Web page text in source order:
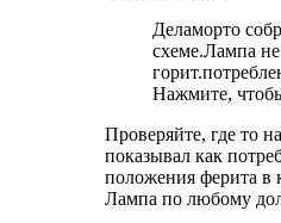
Деламорто
схеме.Лампа не
Нажмите,
Проверяйте, где то
показывал как
положения ферита в
Лампа по любому